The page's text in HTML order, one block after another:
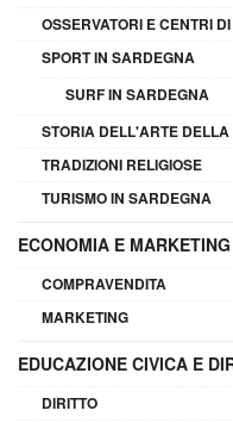
OSSERVATORI E CENTRI
SPORT IN SARDEGNA
SURF IN SARDEGNA
STORIA DELL'ARTE
TRADIZIONI RELIGIOSE
TURISMO IN SARDEGNA
ECONOMIA E MARKETING
COMPRAVENDITA
MARKETING
EDUCAZIONE CIVICA E
DIRITTO